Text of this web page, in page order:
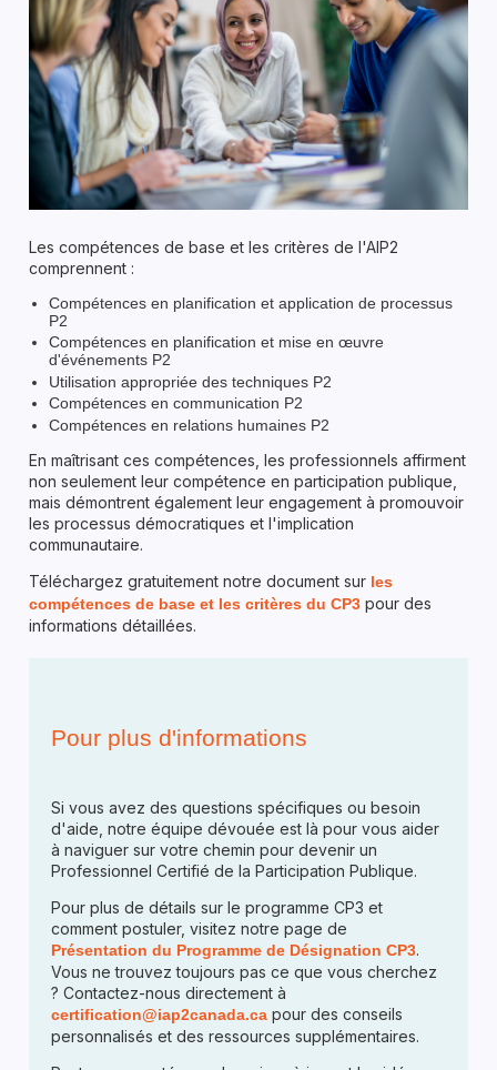
Les compétences de base et les critères de l'AIP2
comprennent :
Compétences en planification et application de processus
P2
Compétences en planification et mise en œuvre
d'événements P2
Utilisation appropriée des techniques P2
Compétences en communication P2
Compétences en relations humaines P2
En maîtrisant ces compétences, les professionnels affirment
non seulement leur compétence en participation publique,
mais démontrent également leur engagement à promouvoir
les processus démocratiques et l'implication
communautaire.
Téléchargez gratuitement notre document sur les
compétences de base et les critères du CP3 pour des
informations détaillées.
Pour plus d'informations
Si vous avez des questions spécifiques ou besoin
d'aide, notre équipe dévouée est là pour vous aider
à naviguer sur votre chemin pour devenir un
Professionnel Certifié de la Participation Publique.
Pour plus de détails sur le programme CP3 et
comment postuler, visitez notre page de
Présentation du Programme de Désignation CP3.
Vous ne trouvez toujours pas ce que vous cherchez
? Contactez-nous directement à
certification@iap2canada.ca pour des conseils
personnalisés et des ressources supplémentaires.